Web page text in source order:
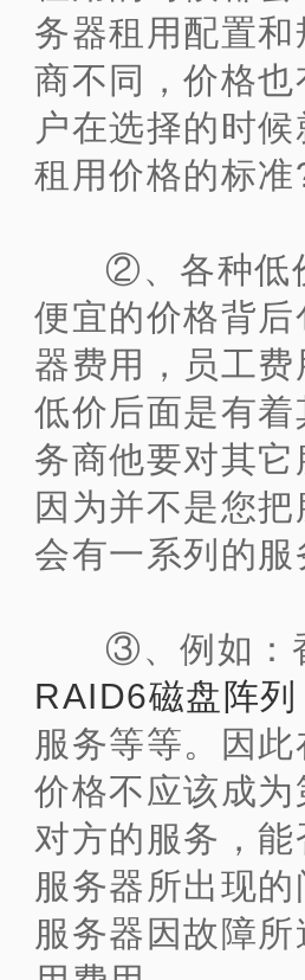
务器租用配置
商不同，价格
户在选择的时
租用价格的标准
②、各种低
便宜的价格背
器费用，员工
低价后面是有
务商他要对其
因为并不是您
会有一系列的服
③、例如：
RAID6磁盘阵列
服务等等。因
价格不应该成
对方的服务，
服务器所出现
服务器因故障